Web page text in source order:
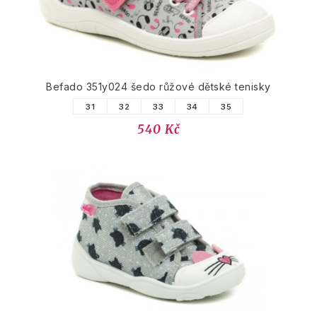
Befado 351y024 šedo růžové dětské tenisky
31 32 33 34 35
540 Kč